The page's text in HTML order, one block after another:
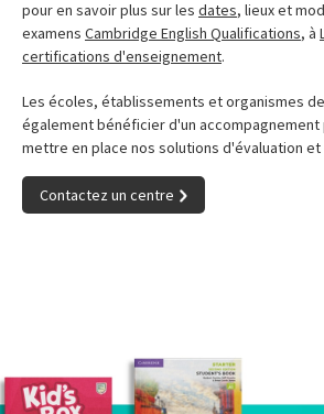
pour en savoir plus sur les dates, lieux et
examens Cambridge English Qualifications, à
certifications d'enseignement.
Les écoles, établissements et organismes
également bénéficier d'un
mettre en place nos solutions d'évaluation
Contactez un centre